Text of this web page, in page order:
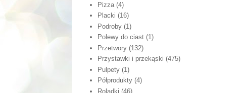
Pizza (4)
Placki (16)
Podroby (1)
Polewy do ciast (1)
Przetwory (132)
Przystawki i przekąski (475)
Pulpety (1)
Półprodukty (4)
Roladki (46)